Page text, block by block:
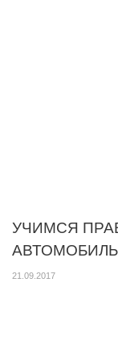
УЧИМСЯ
21.09.2017